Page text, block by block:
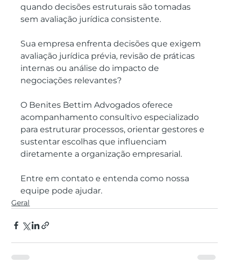
quando decisões estruturais são tomadas
sem avaliação jurídica consistente.
Sua empresa enfrenta decisões que exigem
avaliação jurídica prévia, revisão de práticas
internas ou análise do impacto de
negociações relevantes?
O Benites Bettim Advogados oferece
acompanhamento consultivo especializado
para estruturar processos, orientar gestores e
sustentar escolhas que influenciam
diretamente a organização empresarial.
Entre em contato e entenda como nossa
equipe pode ajudar.
Geral